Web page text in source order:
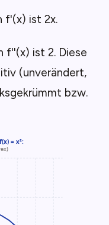
f'(x) ist 2x.
f''(x) ist 2. Diese
(unverändert,
bzw.